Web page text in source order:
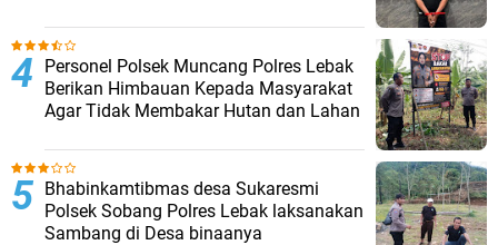
Personel Polsek Muncang Polres Lebak
Berikan Himbauan Kepada Masyarakat
Agar Tidak Membakar Hutan dan Lahan
Bhabinkamtibmas desa Sukaresmi
Polsek Sobang Polres Lebak laksanakan
Sambang di Desa binaanya